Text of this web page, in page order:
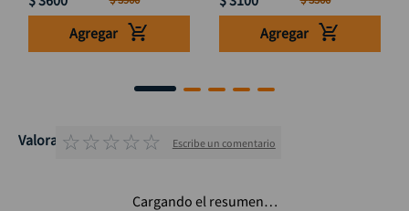
Agregar Agregar
Valoraciones
☆☆☆☆☆ Escribe un comentario
Cargando el resumen…